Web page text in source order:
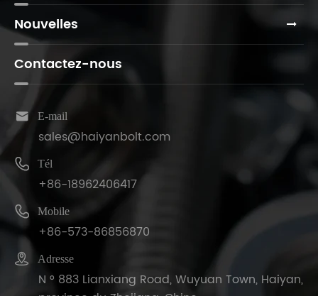
Nouvelles
Contactez-nous
 E-mail
sales@haiyanbolt.com
 Tél
+86-18962406417
 Mobile
+86-573-86856870
 Adresse
N ° 883 Lianxiang Road, Wuyuan Town, Haiyan,